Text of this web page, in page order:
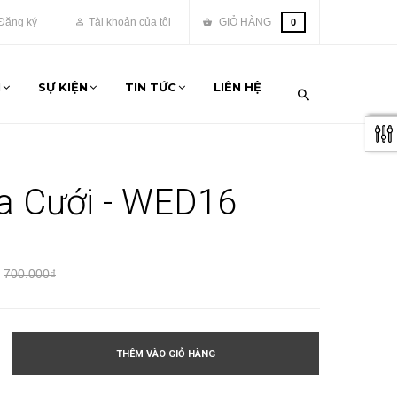
GIỎ HÀNG 0
ký Tài khoản của tôi
SỰ KIỆN TIN TỨC LIÊN HỆ
Cưới - WED16
700.000₫
THÊM VÀO GIỎ HÀNG